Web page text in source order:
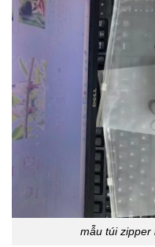
mẫu túi zipper